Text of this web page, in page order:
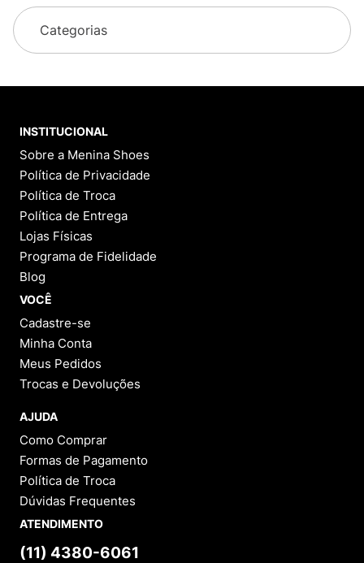
Categorias
INSTITUCIONAL
Sobre a Menina Shoes
Política de Privacidade
Política de Troca
Política de Entrega
Lojas Físicas
Programa de Fidelidade
Blog
VOCÊ
Cadastre-se
Minha Conta
Meus Pedidos
Trocas e Devoluções
AJUDA
Como Comprar
Formas de Pagamento
Política de Troca
Dúvidas Frequentes
ATENDIMENTO
(11) 4380-6061